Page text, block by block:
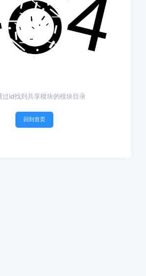
过id找到共享模块的模块目录
回到首页